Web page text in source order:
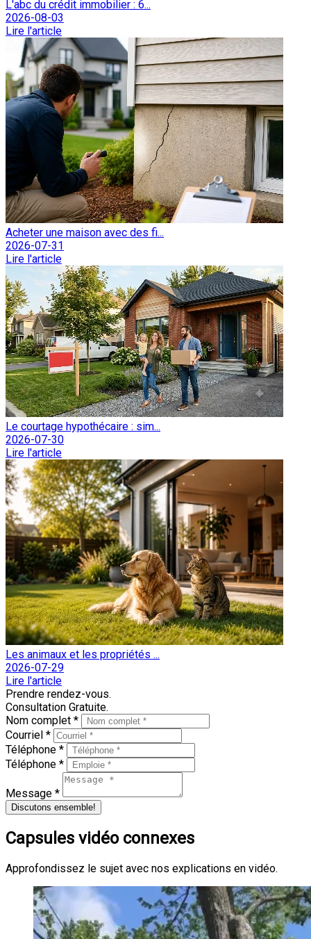
L'abc du crédit immobilier : 6...
2026-08-03
Lire l'article
Acheter une maison avec des fi...
2026-07-31
Lire l'article
Le courtage hypothécaire : sim...
2026-07-30
Lire l'article
Les animaux et les propriétés ...
2026-07-29
Lire l'article
Prendre rendez-vous.
Consultation Gratuite.
Nom complet *
Courriel *
Téléphone *
Téléphone *
Message *
Discutons ensemble!
Capsules vidéo connexes
Approfondissez le sujet avec nos explications en vidéo.